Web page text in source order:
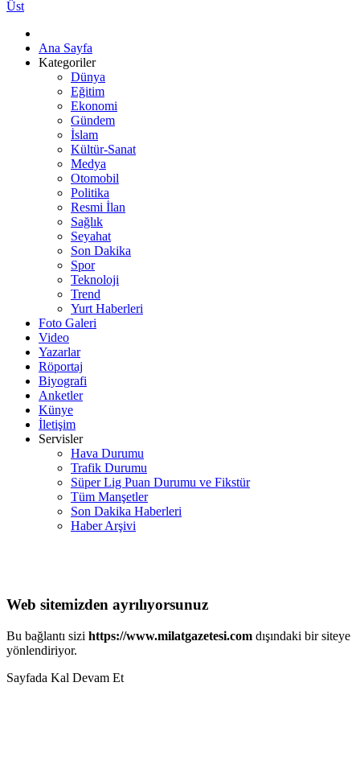
Üst
Ana Sayfa
Kategoriler
Dünya
Eğitim
Ekonomi
Gündem
İslam
Kültür-Sanat
Medya
Otomobil
Politika
Resmi İlan
Sağlık
Seyahat
Son Dakika
Spor
Teknoloji
Trend
Yurt Haberleri
Foto Galeri
Video
Yazarlar
Röportaj
Biyografi
Anketler
Künye
İletişim
Servisler
Hava Durumu
Trafik Durumu
Süper Lig Puan Durumu ve Fikstür
Tüm Manşetler
Son Dakika Haberleri
Haber Arşivi
Web sitemizden ayrılıyorsunuz
Bu bağlantı sizi https://www.milatgazetesi.com dışındaki bir siteye
yönlendiriyor.
Sayfada Kal Devam Et